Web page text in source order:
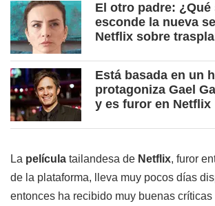
El otro padre: ¿Qué
esconde la nueva
Netflix sobre
Está basada en un
protagoniza Gael
y es furor en Netflix
La película tailandesa de Netflix, furor
de la plataforma, lleva muy pocos días
entonces ha recibido muy buenas